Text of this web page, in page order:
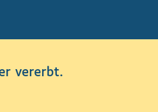
vererbt.